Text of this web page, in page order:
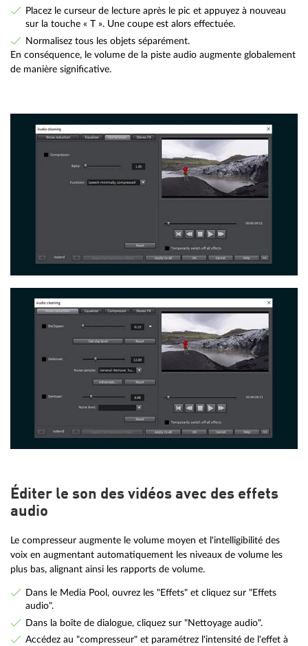
Placez le curseur de lecture après le pic et appuyez à nouveau
sur la touche « T ». Une coupe est alors effectuée.
Normalisez tous les objets séparément.
En conséquence, le volume de la piste audio augmente globalement
de manière significative.
Éditer le son des vidéos avec des effets
audio
Le compresseur augmente le volume moyen et l'intelligibilité des
voix en augmentant automatiquement les niveaux de volume les
plus bas, alignant ainsi les rapports de volume.
Dans le Media Pool, ouvrez les "Effets" et cliquez sur "Effets
audio".
Dans la boîte de dialogue, cliquez sur "Nettoyage audio".
Accédez au "compresseur" et paramétrez l'intensité de l'effet à